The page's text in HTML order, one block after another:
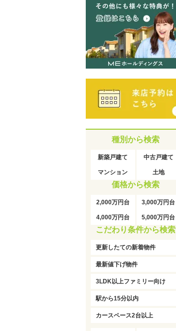
種別から検索
新築戸建て 中古戸建て
マンション 土地
価格から検索
2,000万円台 3,000万円台
4,000万円台 5,000万円台
こだわり条件から検索
更新したての新着物件
最新値下げ物件
3LDK以上ファミリー向け
駅から15分以内
カースペース2台以上